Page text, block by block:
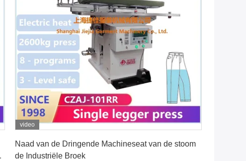
video
Naad van de Dringende Machineseat van de stoom
de Industriële Broek